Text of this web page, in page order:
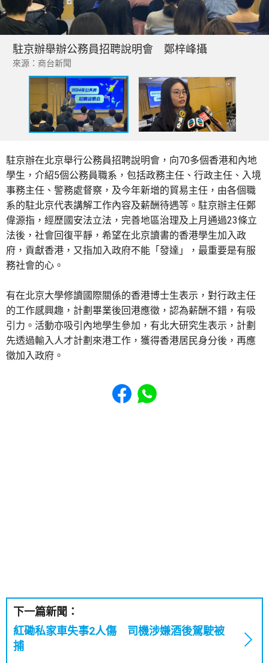
駐京辦舉辦公務員招聘說明會 鄭梓峰攝
來源：商台新聞
駐京辦在北京舉行公務員招聘說明會，向70多個香港和內地
學生，介紹5個公務員職系，包括政務主任、行政主任、入境
事務主任、警務處督察，及今年新增的貿易主任，由各個職
系的駐北京代表講解工作內容及薪酬待遇等。駐京辦主任鄭
偉源指，經歷國安法立法，完善地區治理及上月通過23條立
法後，社會回復平靜，希望在北京讀書的香港學生加入政
府，貢獻香港，又指加入政府不能「發達」，最重要是有服
務社會的心。
有在北京大學修讀國際關係的香港博士生表示，對行政主任
的工作感興趣，計劃畢業後回港應徵，認為薪酬不錯，有吸
引力。活動亦吸引內地學生參加，有北大研究生表示，計劃
先透過輸入人才計劃來港工作，獲得香港居民身分後，再應
徵加入政府。
Share to Facebook
Share to WhatsApp
下一篇新聞：
紅磡私家車失事2人傷 司機涉嫌酒後駕駛被
捕